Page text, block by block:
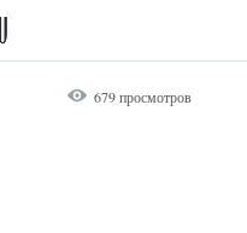
679 просмотров